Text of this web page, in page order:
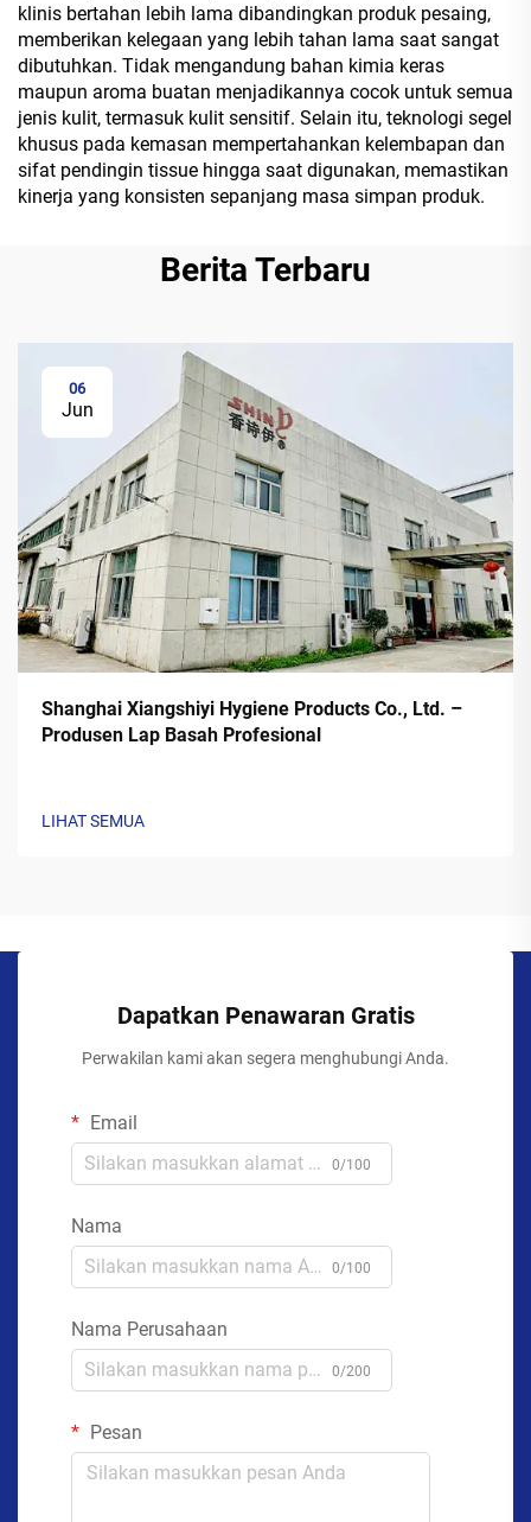
klinis bertahan lebih lama dibandingkan produk pesaing,
memberikan kelegaan yang lebih tahan lama saat sangat
dibutuhkan. Tidak mengandung bahan kimia keras
maupun aroma buatan menjadikannya cocok untuk semua
jenis kulit, termasuk kulit sensitif. Selain itu, teknologi segel
khusus pada kemasan mempertahankan kelembapan dan
sifat pendingin tissue hingga saat digunakan, memastikan
kinerja yang konsisten sepanjang masa simpan produk.
Berita Terbaru
06
Jun
Shanghai Xiangshiyi Hygiene Products Co., Ltd. –
Produsen Lap Basah Profesional
LIHAT SEMUA
Dapatkan Penawaran Gratis
Perwakilan kami akan segera menghubungi Anda.
Email
0/100
Nama
0/100
Nama Perusahaan
0/200
Pesan